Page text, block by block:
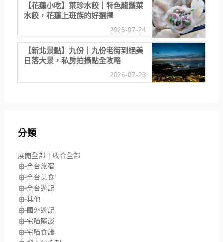
【花蓮小吃】葉珍水餃｜特色龍鬚菜
水餃，花蓮上班族的好選擇
2026-07-24
【新北景點】九份｜九份老街到絕美
日落大景，私房拍攝點全攻略
2026-07-23
分類
展開全部
收合全部
全台旅宿
全台美食
全台遊記
其他
國外遊記
宅喵隨談
宅喵食譜